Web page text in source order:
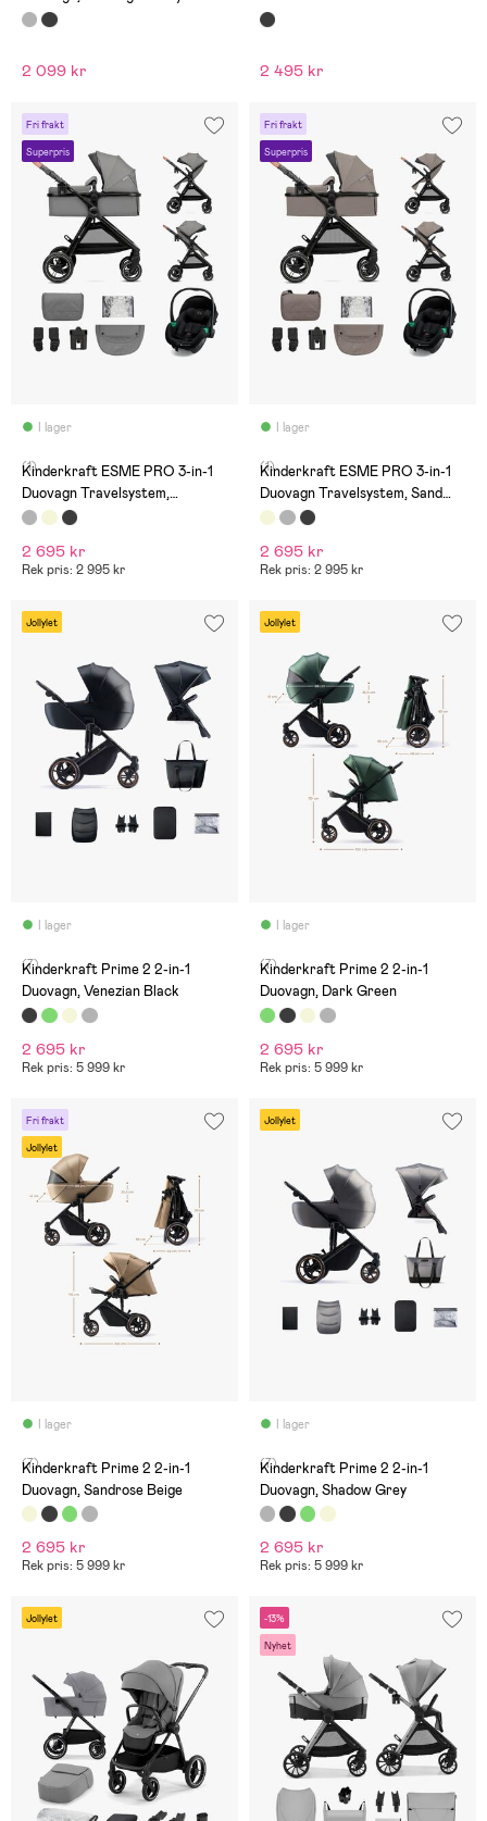
2 099 kr 2 495 kr
Fri frakt
Superpris
I lager
(1)
Kinderkraft ESME PRO 3-in-1
Duovagn Travelsystem,
Moonlight Grey
2 695 kr
Rek pris: 2 995 kr
Fri frakt
Superpris
I lager
(1)
Kinderkraft ESME PRO 3-in-1
Duovagn Travelsystem, Sand
Beige
2 695 kr
Rek pris: 2 995 kr
Jollylet
I lager
(7)
Kinderkraft Prime 2 2-in-1
Duovagn, Venezian Black
2 695 kr
Rek pris: 5 999 kr
Jollylet
I lager
(7)
Kinderkraft Prime 2 2-in-1
Duovagn, Dark Green
2 695 kr
Rek pris: 5 999 kr
Fri frakt
Jollylet
I lager
(7)
Kinderkraft Prime 2 2-in-1
Duovagn, Sandrose Beige
2 695 kr
Rek pris: 5 999 kr
Jollylet
I lager
(7)
Kinderkraft Prime 2 2-in-1
Duovagn, Shadow Grey
2 695 kr
Rek pris: 5 999 kr
Jollylet -13%
Nyhet